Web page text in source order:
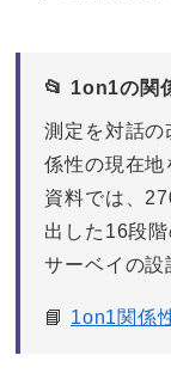
📂 1on1の関
測定を対話の
係性の現在地
資料では、
出した16段
サーベイの設
📘 1on1関係